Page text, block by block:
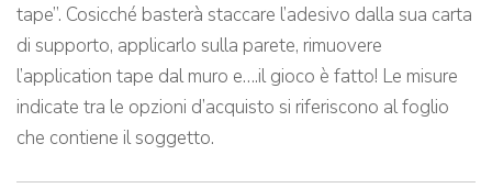
tape”. Cosicché basterà staccare l’adesivo dalla sua carta
di supporto, applicarlo sulla parete, rimuovere
l’application tape dal muro e….il gioco è fatto! Le misure
indicate tra le opzioni d’acquisto si riferiscono al foglio
che contiene il soggetto.